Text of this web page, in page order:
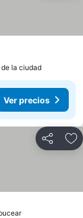
la ciudad
Ver precios
Compartir